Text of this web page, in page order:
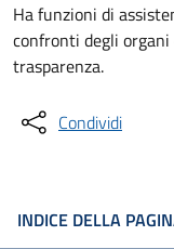
Ha funzioni di
confronti degli organi
trasparenza.
Condividi
INDICE DELLA